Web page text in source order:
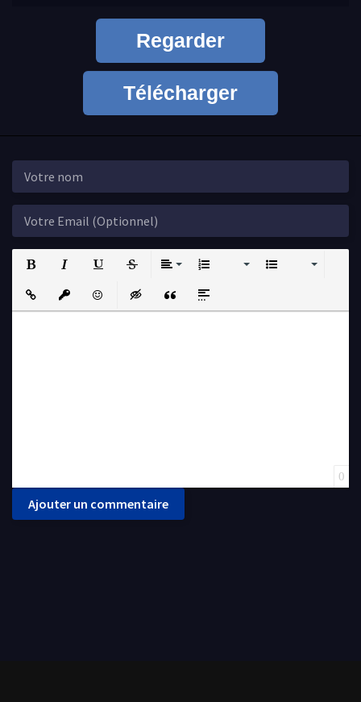
Regarder
Télécharger
Strikethrough
Insert LinkInsert protected link
EmoticonsInsert hidden text
Insert QuoteInsert spoiler
0
Ajouter un commentaire